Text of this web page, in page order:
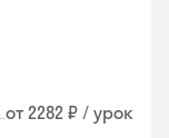
от 2282 ₽ / урок